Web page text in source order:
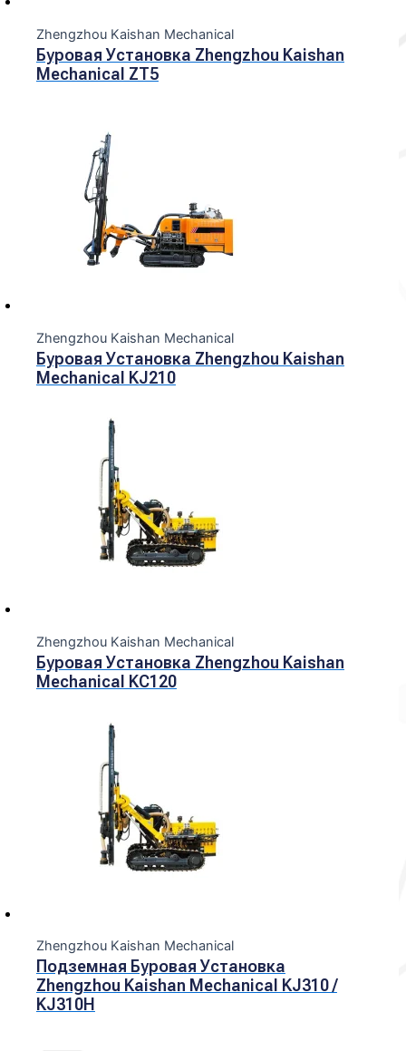
Zhengzhou Kaishan Mechanical
Буровая Установка Zhengzhou Kaishan
Mechanical ZT5
Zhengzhou Kaishan Mechanical
Буровая Установка Zhengzhou Kaishan
Mechanical KJ210
Zhengzhou Kaishan Mechanical
Буровая Установка Zhengzhou Kaishan
Mechanical KC120
Zhengzhou Kaishan Mechanical
Подземная Буровая Установка
Zhengzhou Kaishan Mechanical KJ310 /
KJ310H